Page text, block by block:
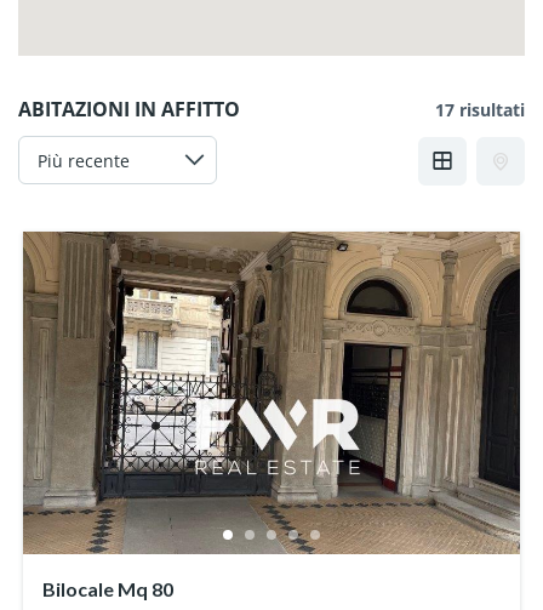
ABITAZIONI IN AFFITTO 17 risultati
Bilocale Mq 80